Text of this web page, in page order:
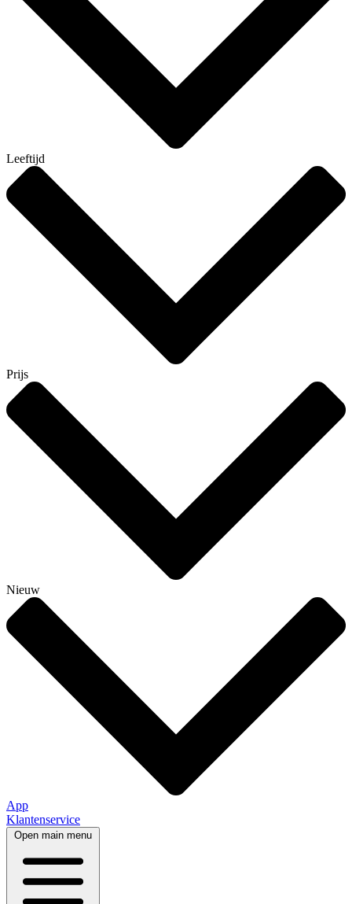
Leeftijd
Prijs
Nieuw
App
Klantenservice
Open main menu